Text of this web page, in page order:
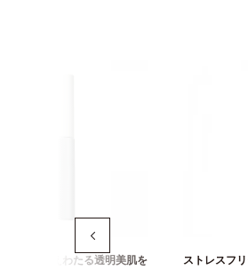
最高の冴えわたる透明美肌を
ストレスフ